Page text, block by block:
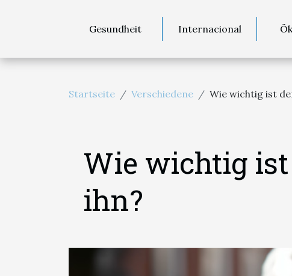
Gesundheit Internacional
Startseite Verschiedene Wie wichtig ist
Wie wichtig ist
ihn?